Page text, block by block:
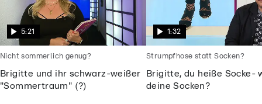
5:21
Brigitte und ihr schwarz-weißer
"Sommertraum" (?)
Nicht sommerlich genug?
1:32
Brigitte, du heiße Socke-
deine Socken?
Strumpfhose statt Socken?